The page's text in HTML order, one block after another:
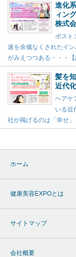
進化
ィン
株式
ポスト
速を余儀なくされたイ
がみえつつある・・・【
髪を
近代
ヘアケ
いる近
社が掲げるのは「幸せ」
ホーム
健康美容EXPOとは
サイトマップ
会社概要